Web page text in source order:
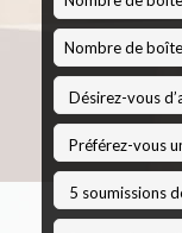
AAAA